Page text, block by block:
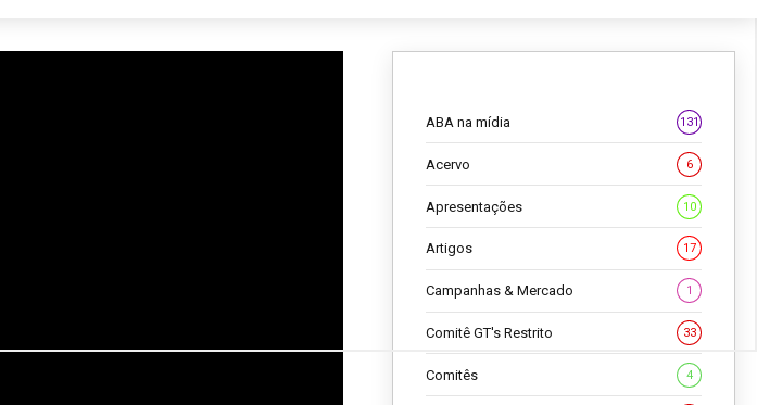
ABA na mídia 131
Acervo 6
Apresentações 10
Artigos 17
Campanhas & Mercado 1
Comitê GT's Restrito 33
Comitês 4